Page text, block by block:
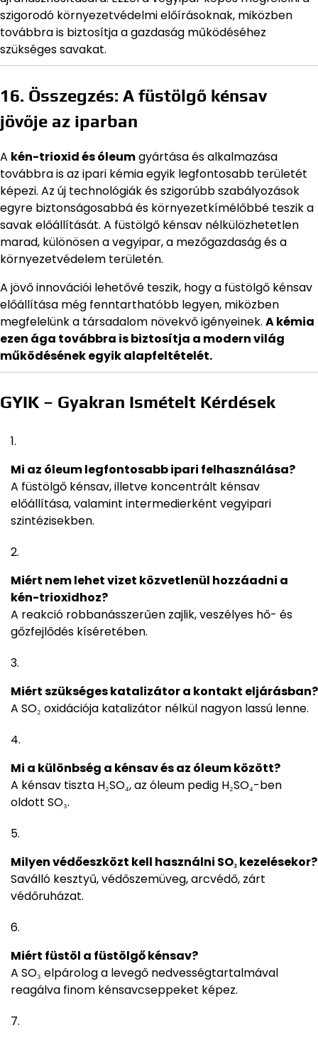
szigorodó környezetvédelmi előírásoknak, miközben
továbbra is biztosítja a gazdaság működéséhez
szükséges savakat.
16. Összegzés: A füstölgő kénsav
jövője az iparban
A kén-trioxid és óleumgyártása és alkalmazása
továbbra is az ipari kémia egyik legfontosabb területét
képezi. Az új technológiák és szigorúbb szabályozások
egyre biztonságosabbá és környezetkímélőbbé teszik a
savak előállítását. A füstölgő kénsav nélkülözhetetlen
marad, különösen a vegyipar, a mezőgazdaság és a
környezetvédelem területén.
A jövő innovációi lehetővé teszik, hogy a füstölgő kénsav
előállítása még fenntarthatóbb legyen, miközben
megfelelünk a társadalom növekvő igényeinek. A kémia
ezen ága továbbra is biztosítja a modern világ
működésének egyik alapfeltételét.
GYIK – Gyakran Ismételt Kérdések
Mi az óleum legfontosabb ipari felhasználása?
A füstölgő kénsav, illetve koncentrált kénsav
előállítása, valamint intermedierként vegyipari
szintézisekben.
Miért nem lehet vizet közvetlenül hozzáadni a
kén-trioxidhoz?
A reakció robbanásszerűen zajlik, veszélyes hő- és
gőzfejlődés kíséretében.
Miért szükséges katalizátor a kontakt eljárásban?
A SO₂ oxidációja katalizátor nélkül nagyon lassú lenne.
Mi a különbség a kénsav és az óleum között?
A kénsav tiszta H₂SO₄, az óleum pedig H₂SO₄-ben
oldott SO₃.
Milyen védőeszközt kell használni SO₃ kezelésekor?
Saválló kesztyű, védőszemüveg, arcvédő, zárt
védőruházat.
Miért füstöl a füstölgő kénsav?
A SO₃ elpárolog a levegő nedvességtartalmával
reagálva finom kénsavcseppeket képez.